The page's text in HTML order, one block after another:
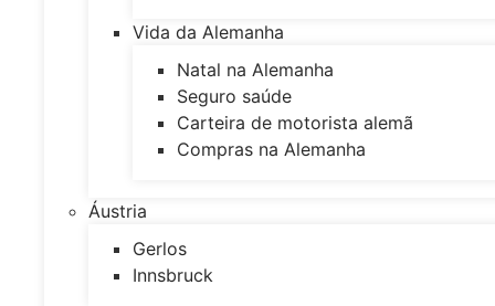
Vida da Alemanha
Natal na Alemanha
Seguro saúde
Carteira de motorista alemã
Compras na Alemanha
Áustria
Gerlos
Innsbruck